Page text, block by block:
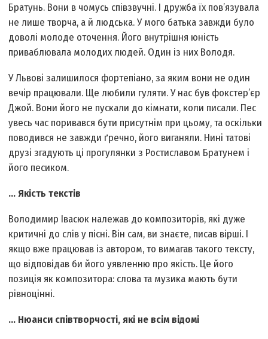
Братунь. Вони в чомусь співзвучні. І дружба їх пов’язувала
не лише творча, а й людська. У мого батька завжди було
доволі молоде оточення. Його внутрішня юність
приваблювала молодих людей. Один із них Володя.
У Львові залишилося фортепіано, за яким вони не один
вечір працювали. Ще любили гуляти. У нас був фокстер’єр
Джой. Вони його не пускали до кімнати, коли писали. Пес
увесь час поривався бути присутнім при цьому, та оскільки
поводився не завжди ґречно, його виганяли. Нині татові
друзі згадують ці прогулянки з Ростиславом Братунем і
його песиком.
... Якість текстів
Володимир Івасюк належав до композиторів, які дуже
критичні до слів у пісні. Він сам, ви знаєте, писав вірші. І
якщо вже працював із автором, то вимагав такого тексту,
що відповідав би його уявленню про якість. Це його
позиція як композитора: слова та музика мають бути
рівноцінні.
... Нюанси співтворчості, які не всім відомі